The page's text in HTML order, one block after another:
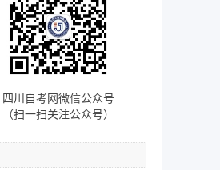
四川自考网微信公众号
（扫一扫关注公众号）